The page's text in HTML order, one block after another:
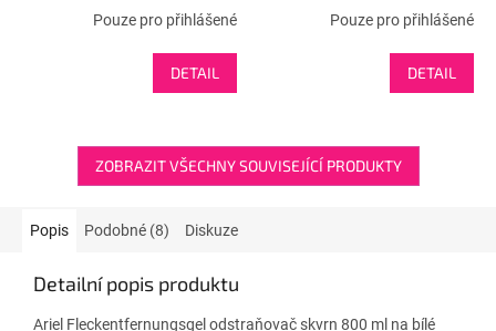
Pouze pro přihlášené
DETAIL
Pouze pro přihlášené
DETAIL
ZOBRAZIT VŠECHNY SOUVISEJÍCÍ PRODUKTY
Popis Podobné (8) Diskuze
Detailní popis produktu
Ariel Fleckentfernungsgel odstraňovač skvrn 800 ml na bílé